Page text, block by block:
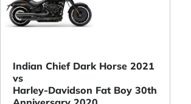
Indian Chief Dark Horse 2021
vs
Harley-Davidson Fat Boy 30th